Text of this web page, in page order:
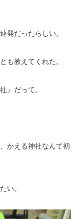
発だったらしい。
も教えてくれた。
』だって。
かえる神社なんて初
い。